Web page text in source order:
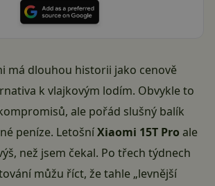
má dlouhou historii jako cenově
k vlajkovým lodím. Obvykle to
ale pořád slušný balík
peníze. LetošníXiaomi 15T Pro ale
než jsem čekal. Po třech týdnech
můžu říct, že tahle „levnější